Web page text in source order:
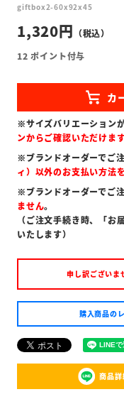
giftbox2-60x92x45
1,320
12 ポイント付与
※サイズバリエーションが
ンからご確認いただけま
※ブランドオーダーでご注
ィ）以外のお支払い方法
※ブランドオーダーでご注
ません。
（ご注文手続き時、「お
いたします）
申し訳ございま
購入商品の
商品